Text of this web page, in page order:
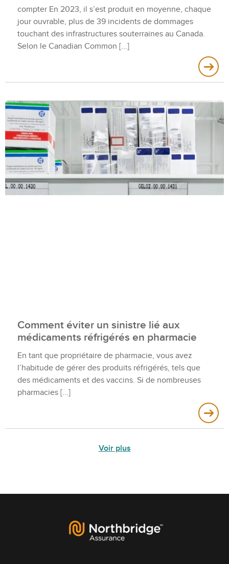
compter En 2023, il s’est produit en moyenne, chaque
jour ouvrable, plus de 39 incidents de dommages
touchant des infrastructures souterraines au Canada.
Selon le Canadian Common
Comment éviter un sinistre lié aux
médicaments réfrigérés en pharmacie
En tant que propriétaire de pharmacie, vous avez
l’habitude de gérer des produits réfrigérés, tels que
des médicaments et des vaccins. Si de nombreuses
pharmacies
Voir plus